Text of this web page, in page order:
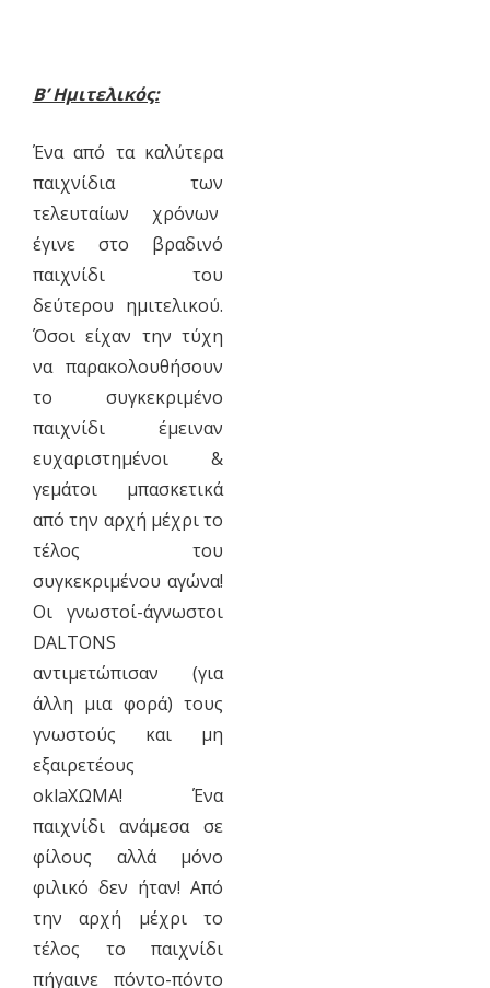
Β’ Ημιτελικός:
Ένα από τα καλύτερα
παιχνίδια των
τελευταίων χρόνων
έγινε στο βραδινό
παιχνίδι του
δεύτερου ημιτελικού.
Όσοι είχαν την τύχη
να παρακολουθήσουν
το συγκεκριμένο
παιχνίδι έμειναν
ευχαριστημένοι &
γεμάτοι μπασκετικά
από την αρχή μέχρι το
τέλος του
συγκεκριμένου αγώνα!
Οι γνωστοί-άγνωστοι
DALTONS
αντιμετώπισαν (για
άλλη μια φορά) τους
γνωστούς και μη
εξαιρετέους
oklaΧΩΜΑ! Ένα
παιχνίδι ανάμεσα σε
φίλους αλλά μόνο
φιλικό δεν ήταν! Από
την αρχή μέχρι το
τέλος το παιχνίδι
πήγαινε πόντο-πόντο